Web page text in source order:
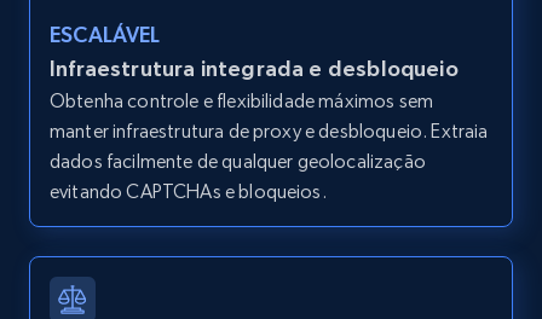
IsListingClaimedByCurrentSignedInUser,
IsCurrentSignedInAgentResponsible, Bedrooms,
and more.
12K+ 1.3K+ Comece grátis
LinkedIn posts
ESCALÁVEL
Infraestrutura integrada e desbloqueio
Obtenha controle e flexibilidade máximos sem
manter infraestrutura de proxy e desbloqueio. Extraia
dados facilmente de qualquer geolocalização
evitando CAPTCHAs e bloqueios.